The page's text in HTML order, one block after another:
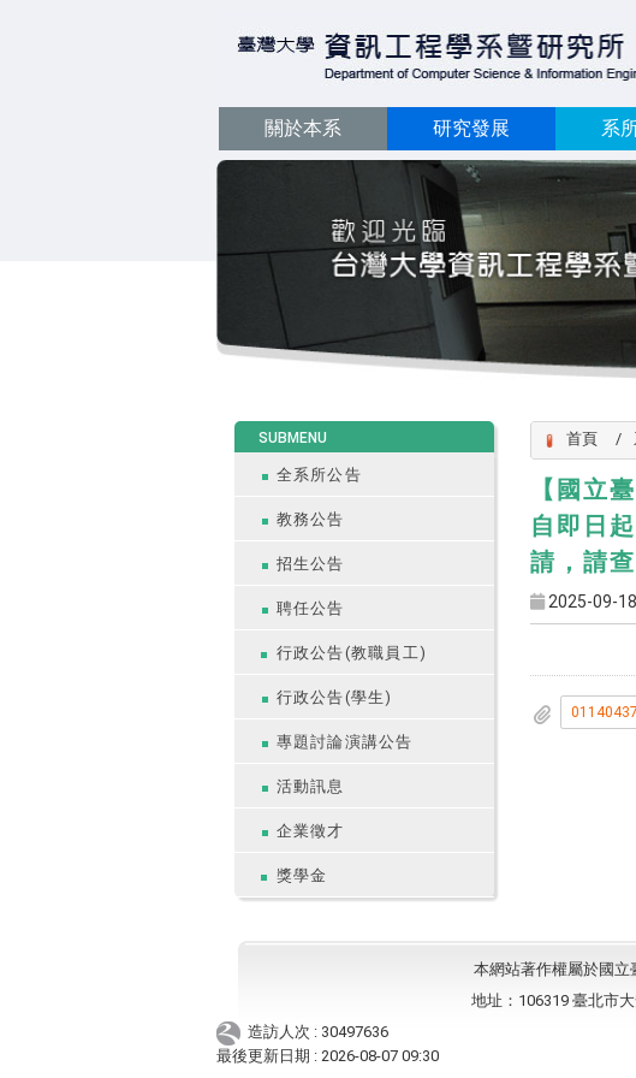
關於本系 研究發展 系
SUBMENU
全系所公告
教務公告
招生公告
聘任公告
行政公告(教職員工)
行政公告(學生)
專題討論演講公告
活動訊息
企業徵才
獎學金
首頁
【國立
自即日
請，請
2025-09-18
本網站著作權屬於國立
地址：106319 臺北市
造訪人次 : 30497636
最後更新日期 : 2026-08-07 09:30